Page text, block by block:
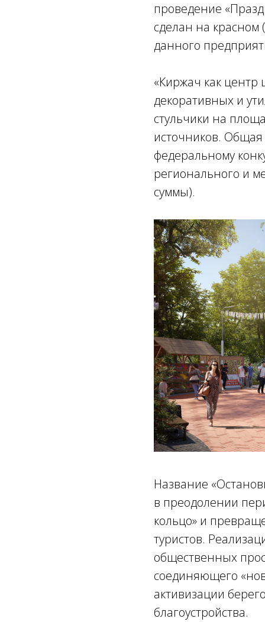
проведение
сделан на красном
данного
«Киржач как центр
декоративных и
стульчики на
источников. Общая
федеральному
регионального и
суммы).
Название
в преодолении
кольцо» и
туристов.
общественных
соединяющего
активизации
благоустройства.